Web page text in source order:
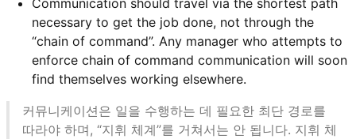
necessary to get the job done, not through the
“chain of command”. Any manager who attempts to
enforce chain of command communication will soon
find themselves working elsewhere.
커뮤니케이션은 일을 수행하는 데 필요한 최단 경로를
따라야 하며, “지휘 체계”를 거쳐서는 안 됩니다. 지휘 체